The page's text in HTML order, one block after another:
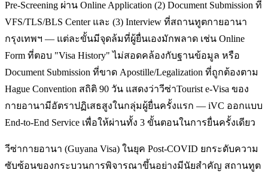
Pre-Screening ผ่าน Online Application (2) Document Submission ที่
VFS/TLS/BLS Center และ (3) Interview ที่สถานทูตกายอานา
กรุงเทพฯ — แต่ละขั้นมีจุดล้มที่ผู้ยื่นเองมักพลาด เช่น Online
Form ที่ตอบ "Visa History" ไม่สอดคล้องกับฐานข้อมูล หรือ
Document Submission ที่ขาด Apostille/Legalization ที่ถูกต้องตาม
Hague Convention สถิติ 90 วัน แสดงว่าวีซ่าTourist e-Visa ของ
กายอานามีอัตราปฏิเสธสูงในกลุ่มผู้ยื่นครั้งแรก — iVC ออกแบบ
End-to-End Service เพื่อให้ผ่านทั้ง 3 ขั้นตอนในการยื่นครั้งเดียว
วีซ่ากายอานา (Guyana Visa) ในยุค Post-COVID ยกระดับความ
ซับซ้อนของกระบวนการพิจารณาขึ้นอย่างมีนัยสำคัญ สถานทูต